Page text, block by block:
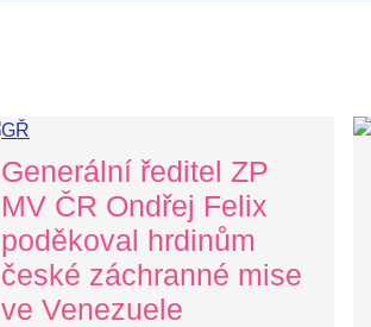
Generální ředitel ZP
MV ČR Ondřej Felix
poděkoval hrdinům
české záchranné mise
ve Venezuele